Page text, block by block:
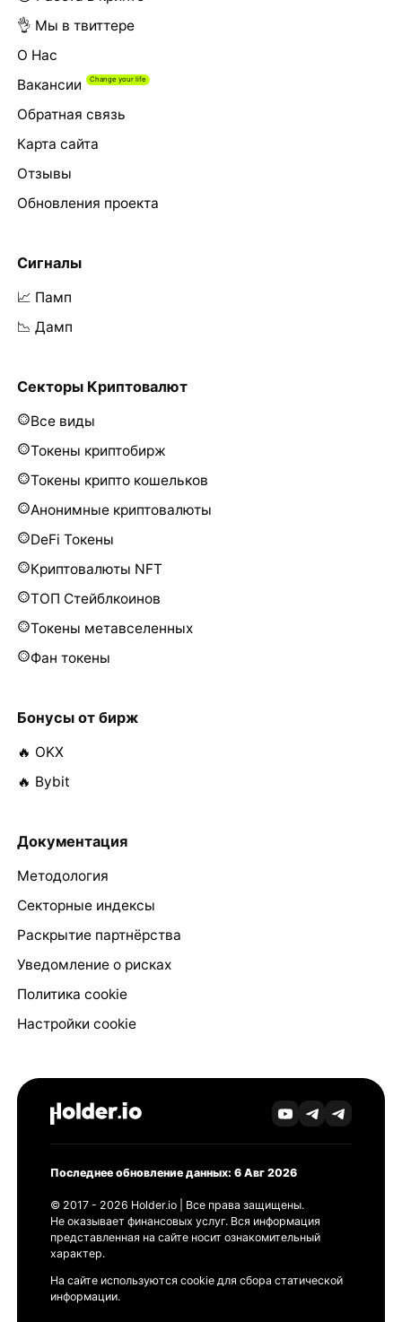
👌 Мы в твиттере
О Нас
Вакансии
Обратная связь
Карта сайта
Отзывы
Обновления проекта
Сигналы
📈 Памп
📉 Дамп
Секторы Криптовалют
Все виды
Токены криптобирж
Токены крипто кошельков
Анонимные криптовалюты
DeFi Токены
Криптовалюты NFT
ТОП Стейблкоинов
Токены метавселенных
Фан токены
Бонусы от бирж
🔥 OKX
🔥 Bybit
Документация
Методология
Секторные индексы
Раскрытие партнёрства
Уведомление о рисках
Политика cookie
Настройки cookie
Последнее обновление данных: 6 Авг 2026
© 2017 - 2026 Holder.io | Все права защищены.
Не оказывает финансовых услуг. Вся информация
представленная на сайте носит ознакомительный
характер.
На сайте используются cookie для сбора статической
информации.